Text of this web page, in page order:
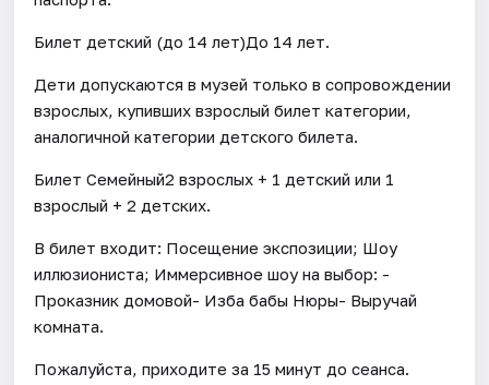
Билет детский (до 14 лет)До 14 лет.
Дети допускаются в музей только в сопровождении
взрослых, купивших взрослый билет категории,
аналогичной категории детского билета.
Билет Семейный2 взрослых + 1 детский или 1
взрослый + 2 детских.
В билет входит: Посещение экспозиции; Шоу
иллюзиониста; Иммерсивное шоу на выбор: -
Проказник домовой- Изба бабы Нюры- Выручай
комната.
Пожалуйста, приходите за 15 минут до сеанса.